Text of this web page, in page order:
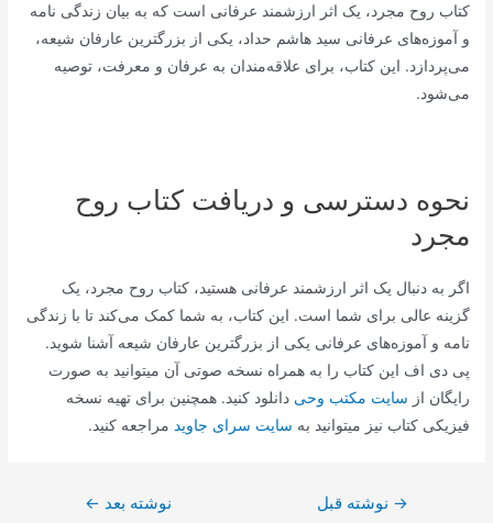
کتاب روح مجرد، یک اثر ارزشمند عرفانی است که به بیان زندگی نامه
و آموزه‌های عرفانی سید هاشم حداد، یکی از بزرگترین عارفان شیعه،
می‌پردازد. این کتاب، برای علاقه‌مندان به عرفان و معرفت، توصیه
می‌شود.
نحوه دسترسی و دریافت کتاب روح
مجرد
اگر به دنبال یک اثر ارزشمند عرفانی هستید، کتاب روح مجرد، یک
گزینه عالی برای شما است. این کتاب، به شما کمک می‌کند تا با زندگی
نامه و آموزه‌های عرفانی یکی از بزرگترین عارفان شیعه آشنا شوید.
پی دی اف این کتاب را به همراه نسخه صوتی آن میتوانید به صورت
رایگان از سایت مکتب وحی دانلود کنید. همچنین برای تهیه نسخه
فیزیکی کتاب نیز میتوانید به سایت سرای جاوید مراجعه کنید.
راهبری→ نوشته قبل نوشته بعد ←